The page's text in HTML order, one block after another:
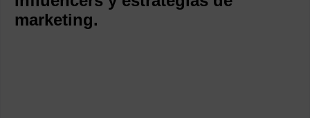
marketing.